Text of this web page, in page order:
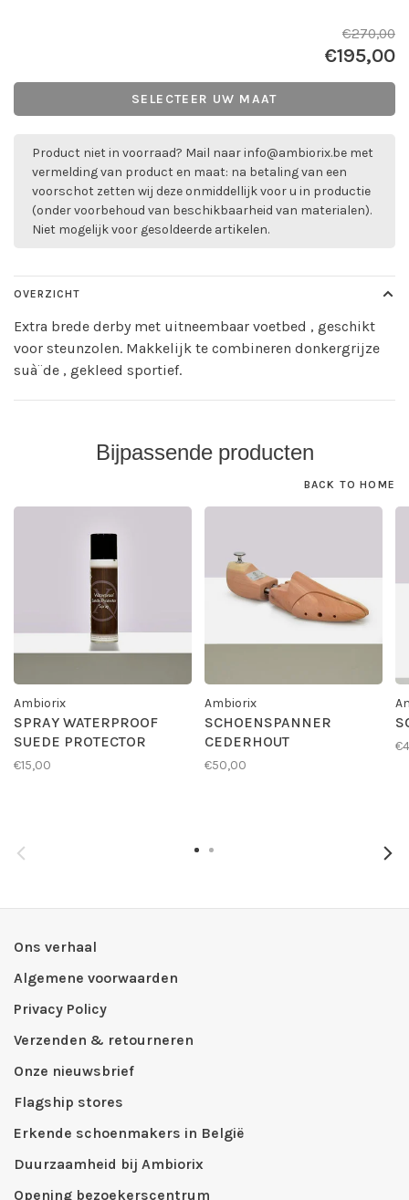
€270,00
€195,00
SELECTEER UW MAAT
Product niet in voorraad? Mail naarinfo@ambiorix.be met
vermelding van product en maat: na betaling van een
voorschot zetten wij deze onmiddellijk voor u in productie
(onder voorbehoud van beschikbaarheid van materialen).
Niet mogelijk voor gesoldeerde artikelen.
OVERZICHT
Extra brede derby met uitneembaar voetbed , geschikt
voor steunzolen. Makkelijk te combineren donkergrijze
suà¨de , gekleed sportief.
Bijpassende producten
BACK TO HOME
Ambiorix
SPRAY WATERPROOF
SUEDE PROTECTOR
€15,00
Ambiorix
SCHOENSPANNER
CEDERHOUT
€50,00
Ons verhaal
Algemene voorwaarden
Privacy Policy
Verzenden & retourneren
Onze nieuwsbrief
Flagship stores
Erkende schoenmakers in België
Duurzaamheid bij Ambiorix
Opening bezoekerscentrum